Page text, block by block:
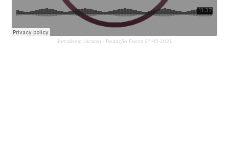
Jornalismo Urcamp · Redação Facos 27-05-2021